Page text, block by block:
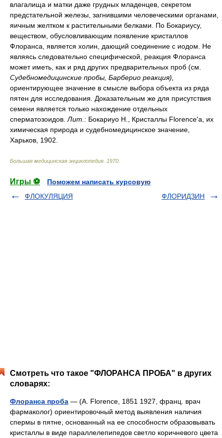
влагалища и матки даже грудных младенцев, секретом
предстательной железы, загнившими человеческими органами,
яичным желтком к растительными белками. По Бокариусу,
веществом, обусловливающим появление кристаллов
Флоранса, является холин, дающий соединение с иодом. Не
являясь следовательно специфической, реакция Флоранса
может иметь, как и ряд других предварительных проб (см.
Судебномедицинские пробы, Барберио реакция),
ориентирующее значение в смысле выбора объекта из ряда
пятен для исследования. Доказательным же для присутствия
семени является только нахождение отдельных
сперматозоидов. Лит.: Бокариуо Н., Кристаллы Florence'a, их
химическая природа и судебномедицинское значение,
Харьков, 1902.
Большая медицинская энциклопедия 1970
Игры ⚽
Поможем написать курсовую
ФЛОКУЛЯЦИЯ
ФЛОРИДЗИН
Смотреть что такое "ФЛОРАНСА ПРОБА" в других
словарях:
Флоранса проба — (A. Florence, 1851 1927, франц. врач
фармаколог) ориентировочный метод выявления наличия
спермы в пятне, основанный на ее способности образовывать
кристаллы в виде параллелепипедов светло коричневого цвета